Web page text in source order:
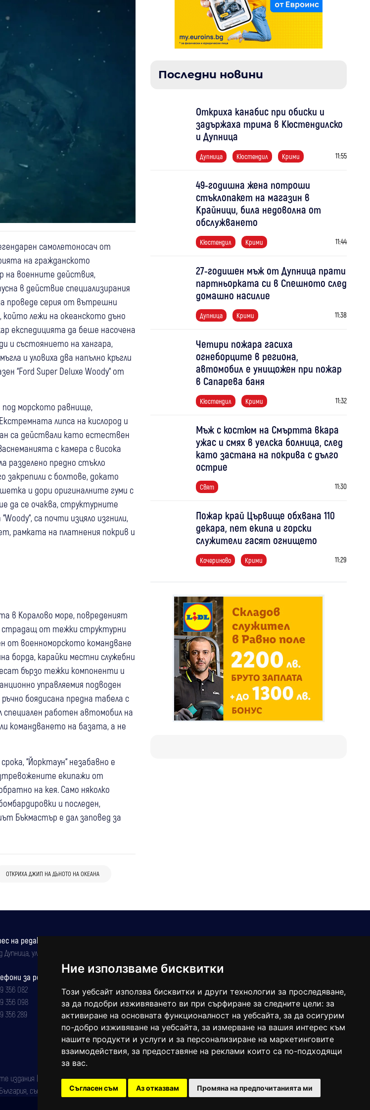
Ние използваме бисквитки
Този уебсайт използва бисквитки и други технологии за проследяване,
за да подобри изживяването ви при сърфиране за следните цели: за
активиране на основната функционалност на уебсайта, за да осигурим
по-добро изживяване на уебсайта, за измерване на вашия интерес към
нашите продукти и услуги и за персонализиране на маркетинговите
взаимодействия, за предоставяне на реклами които са по-подходящи
за вас.
Съгласен съм Аз отказвам Промяна на предпочитанията ми
самолетоносач от
на гражданското
на военните действия,
в действие специализирания
проведе серия от вътрешни
който лежи на океанското дъно
експедицията да беше насочена
и състоянието на хангара,
и уловиха два напълно кръгли
“Ford Super Deluxe Woody“ от
под морското равнище,
липса на кислород и
са действали като естествен
с камера с висока
разделено предно стъкло
с болтове, докато
и дори оригиналните гуми с
да се очаква, структурните
са почти изцяло изгнили,
рамката на платнения покрив и
в Коралово море, повреденият
страдащ от тежки структурни
от военноморското командване
борда, карайки местни служебни
бързо тежки компоненти и
управляемия подводен
боядисана предна табела с
специален работен автомобил на
командването на базата, а не
“Йорктаун“ незабавно е
екипажи от
на кея. Само няколко
и последен,
Бъкмастър е дал заповед за
ОТКРИХА ДЖИП НА ДЪНОТО НА ОКЕАНА
Последни новини
Откриха канабис при обиски и
задържаха трима в Кюстендилско
и Дупница
Дупница Кюстендил Крими 11:55
49-годишна жена потроши
стъклопакет на магазин в
Крайници, била недоволна от
обслужването
Кюстендил Крими 11:44
27-годишен мъж от Дупница прати
партньорката си в Спешното след
домашно насилие
Дупница Крими 11:38
Четири пожара гасиха
огнеборците в региона,
автомобил е унищожен при пожар
в Сапарева баня
Кюстендил Крими 11:32
Мъж с костюм на Смъртта вкара
ужас и смях в уелска болница, след
като застана на покрива с дълго
острие
Свят 11:30
Пожар край Цървище обхвана 110
декара, пет екипа и горски
служители гасят огнището
Кочериново Крими 11:29
на редакцията
Дупница, ул.''Христо Ботев" 43
за реклама и абонаменти
356 082
356 098
356 289
balgarkanews@gmail.com
(Българска национална агенция за ISSN) под номер: ISSN 1312-4722.
със свидетелство за марка рег. номер: 47857/11.05.2004 година.